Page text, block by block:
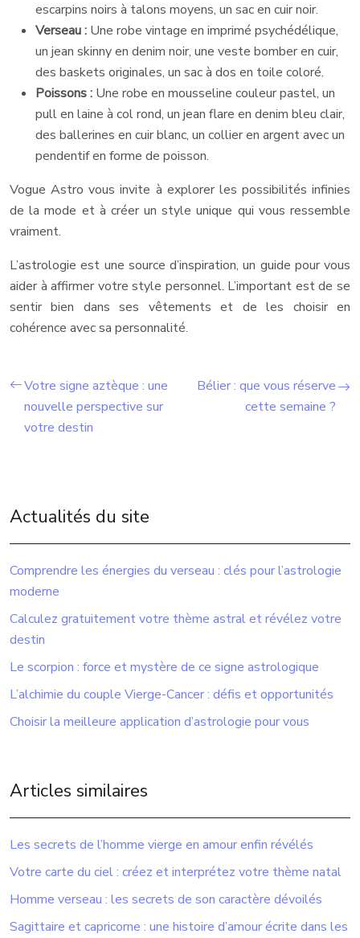
escarpins noirs à talons moyens, un sac en cuir noir.
Verseau : Une robe vintage en imprimé psychédélique,
un jean skinny en denim noir, une veste bomber en cuir,
des baskets originales, un sac à dos en toile coloré.
Poissons : Une robe en mousseline couleur pastel, un
pull en laine à col rond, un jean flare en denim bleu clair,
des ballerines en cuir blanc, un collier en argent avec un
pendentif en forme de poisson.
Vogue Astro vous invite à explorer les possibilités infinies
de la mode et à créer un style unique qui vous ressemble
vraiment.
L’astrologie est une source d’inspiration, un guide pour vous
aider à affirmer votre style personnel. L’important est de se
sentir bien dans ses vêtements et de les choisir en
cohérence avec sa personnalité.
Votre signe aztèque : une
nouvelle perspective sur
votre destin
Bélier : que vous réserve
cette semaine ?
Actualités du site
Comprendre les énergies du verseau : clés pour l’astrologie
moderne
Calculez gratuitement votre thème astral et révélez votre
destin
Le scorpion : force et mystère de ce signe astrologique
L’alchimie du couple Vierge-Cancer : défis et opportunités
Choisir la meilleure application d’astrologie pour vous
Articles similaires
Les secrets de l’homme vierge en amour enfin révélés
Votre carte du ciel : créez et interprétez votre thème natal
Homme verseau : les secrets de son caractère dévoilés
Sagittaire et capricorne : une histoire d’amour écrite dans les